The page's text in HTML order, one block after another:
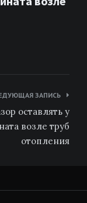
ЗАПИСЬ
оставлять у
возле труб
отопления